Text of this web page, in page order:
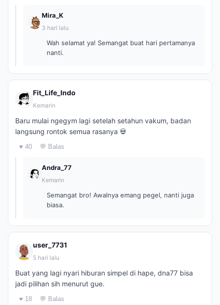
Mira_K
3 hari lalu
Wah selamat ya! Semangat buat hari pertamanya
nanti.
Fit_Life_Indo
Kemarin
Baru mulai ngegym lagi setelah setahun vakum, badan
langsung rontok semua rasanya 💀
♥ 40 💬 Balas
Andra_77
Kemarin
Semangat bro! Awalnya emang pegel, nanti juga
biasa.
user_7731
5 hari lalu
Buat yang lagi nyari hiburan simpel di hape, dna77 bisa
jadi pilihan sih menurut gue.
♥ 18 💬 Balas